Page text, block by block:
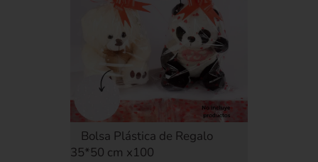
Bolsa Plástica de Regalo
35*50 cm x100